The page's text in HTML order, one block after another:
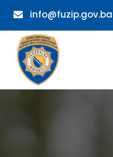
info@fuzip.gov.ba